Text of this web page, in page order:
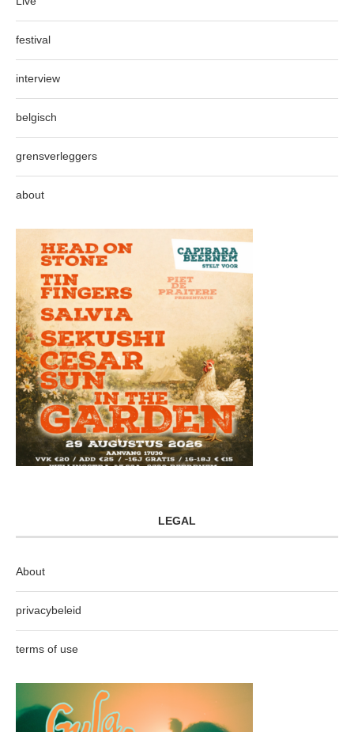
festival
interview
belgisch
grensverleggers
about
LEGAL
About
privacybeleid
terms of use